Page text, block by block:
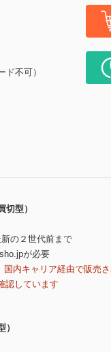
ド不可）
型）
の２世代前まで
が必要
内キャリア経由で販売
認しています